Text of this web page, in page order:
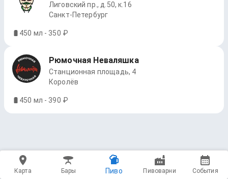
Лиговский пр., д.50, к.16
Санкт-Петербург
450 мл - 350 ₽
Рюмочная Неваляшка
Станционная площадь, 4
Королёв
450 мл - 390 ₽
Карта Бары Пиво Пивоварни События